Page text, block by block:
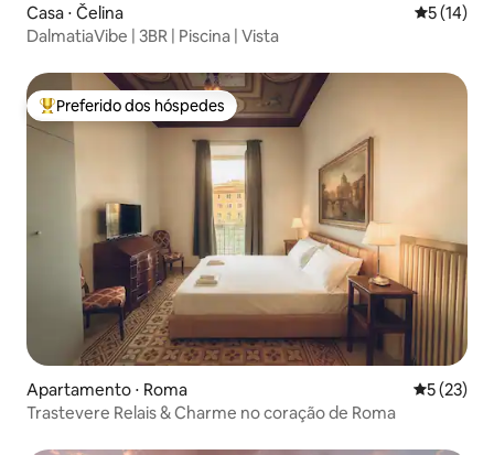
Casa ⋅ Čelina 5 de uma
5 (14)
DalmatiaVibe | 3BR | Piscina | Vista
Entre os melhores preferidos dos hóspedes
Preferido dos hóspedes
Apartamento ⋅ Roma 5 de uma
5 (23)
Trastevere Relais & Charme no coração de Roma